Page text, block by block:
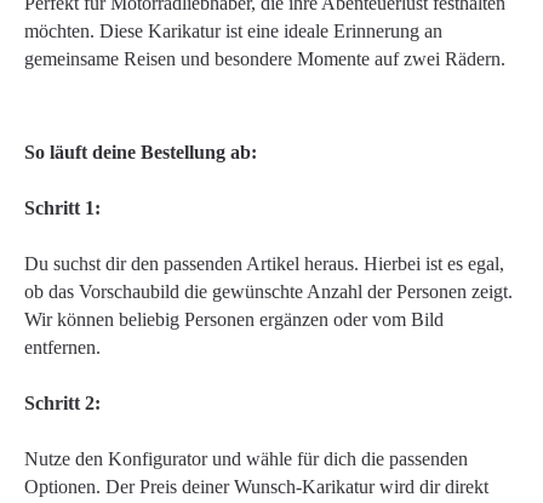
möchten. Diese Karikatur ist eine ideale Erinnerung an
gemeinsame Reisen und besondere Momente auf zwei Rädern.
So läuft deine Bestellung ab:
Schritt 1:
Du suchst dir den passenden Artikel heraus. Hierbei ist es egal,
ob das Vorschaubild die gewünschte Anzahl der Personen zeigt.
Wir können beliebig Personen ergänzen oder vom Bild
entfernen.
Schritt 2:
Nutze den Konfigurator und wähle für dich die passenden
Optionen. Der Preis deiner Wunsch-Karikatur wird dir direkt